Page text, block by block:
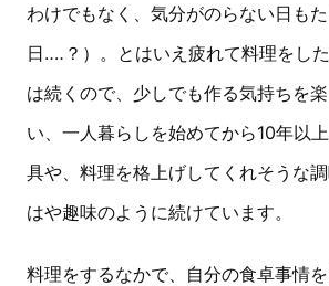
わけでもなく、気分がのらない日も
日‥‥？）。とはいえ疲れて料理をし
は続くので、少しでも作る気持ちを
い、一人暮らしを始めてから10年以
具や、料理を格上げしてくれそうな
はや趣味のように続けています。
料理をするなかで、自分の食卓事情